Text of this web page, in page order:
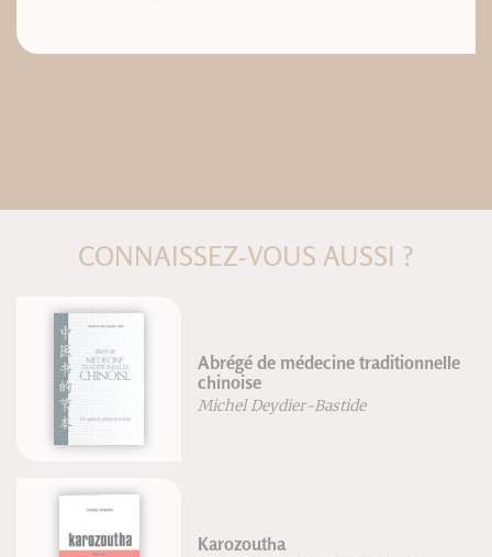
CONNAISSEZ-VOUS AUSSI ?
Abrégé de médecine traditionnelle
chinoise
Michel Deydier-Bastide
Karozoutha